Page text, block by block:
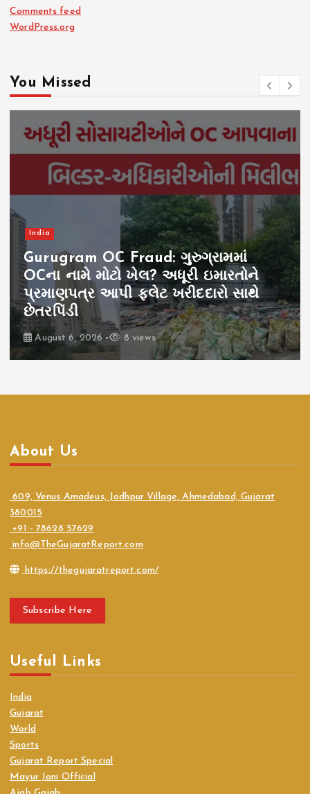
Comments feed
WordPress.org
You Missed
India
Gurugram OC Fraud: ગુરુગ્રામમાં
OCના નામે મોટો ખેલ? અધૂરી ઇમારતોને
પ્રમાણપત્ર આપી ફ્લેટ ખરીદદારો સાથે
છેતરપિંડી
August 6, 2026 8 views
About Us
609, Venus Amadeus, Jodhpur Village, Ahmedabad, Gujarat
380015
+91 - 78628 57629
info@TheGujaratReport.com
https://thegujaratreport.com/
Subscribe Here
Useful Links
India
Gujarat
World
Sports
Gujarat Report Special
Mayur Jani Official